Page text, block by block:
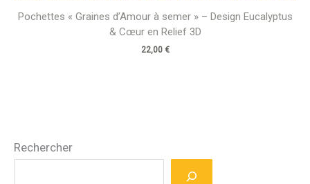
Pochettes « Graines d’Amour à semer » – Design Eucalyptus
& Cœur en Relief 3D
22,00 €
Rechercher